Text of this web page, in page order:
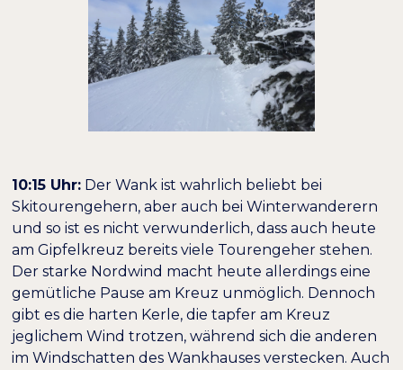
10:15 Uhr: Der Wank ist wahrlich beliebt bei
Skitourengehern, aber auch bei Winterwanderern
und so ist es nicht verwunderlich, dass auch heute
am Gipfelkreuz bereits viele Tourengeher stehen.
Der starke Nordwind macht heute allerdings eine
gemütliche Pause am Kreuz unmöglich. Dennoch
gibt es die harten Kerle, die tapfer am Kreuz
jeglichem Wind trotzen, während sich die anderen
im Windschatten des Wankhauses verstecken. Auch